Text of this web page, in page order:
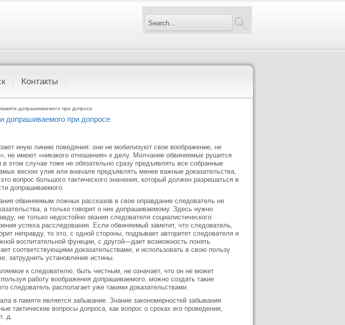
Контакты
допрашиваемого при допросе
допрашиваемого при допросе
иную линию поведения: они не мобилизуют свое воображение, не
не имеют «никакого отношения» к делу. Молчание обвиняемых рушится
этом случае тоже не обязательно сразу предъявлять все собранные
веских улик или вначале предъявлять менее важные доказательства,
вопрос большого тактического значения, который должен разрешаться в
допрашиваемого.
обвиняемым ложных рассказов в свое оправдание следователь не
а только говорит о них допрашиваемому. Здесь нужно
не только недостойно звания следователя социалистического
успеха расследования. Если обвиняемый заметит, что следователь,
неправду, то это, с одной стороны, подрывает авторитет следователя и
воспитательной функции, с другой—дает возможность понять
соответствующими доказательствами, и использовать в свою пользу
затруднить установление истины.
к следователю, быть честным, не означает, что он не может
работу воображения допрашиваемого, можно создать такие
следователь располагает уже такими доказательствами.
в памяти является забывание. Знание закономерностей забывания
тактические вопросы допроса, как вопрос о сроках его проведения,
д.